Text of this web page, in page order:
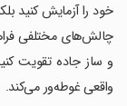
خود را آزمایش کنید
چالش‌های مختلفی
و ساز جاده تقویت
واقعی غوطه‌ور می‌کند.